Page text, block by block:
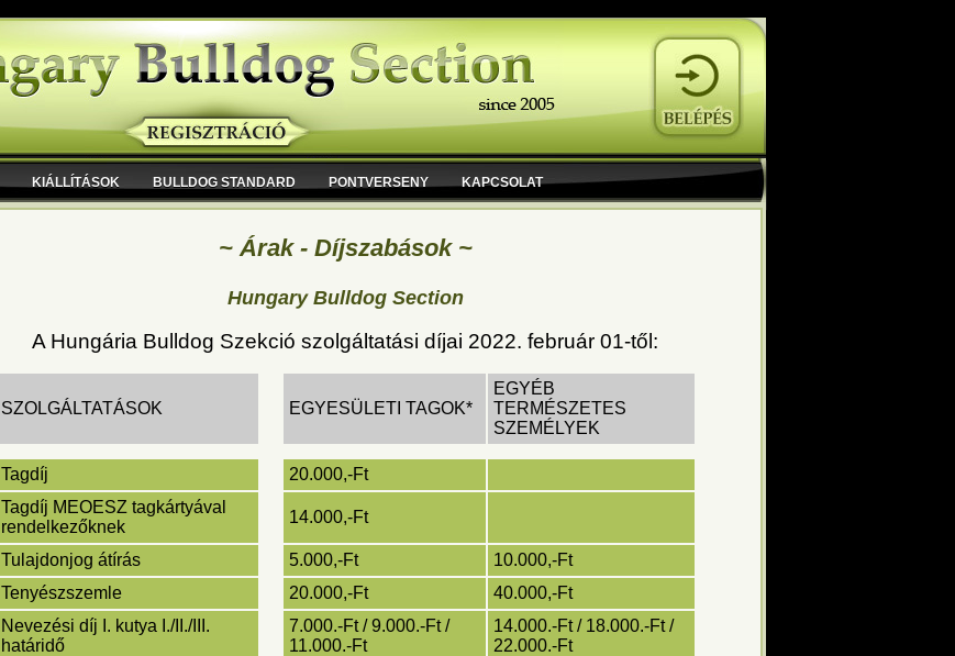
KIÁLLÍTÁSOK BULLDOG STANDARD PONTVERSENY KAPCSOLAT
~ Árak - Díjszabások ~
Hungary Bulldog Section
A Hungária Bulldog Szekció szolgáltatási díjai 2022. február 01-től:
SZOLGÁLTATÁSOK EGYESÜLETI TAGOK*
EGYÉB
TERMÉSZETES
SZEMÉLYEK
Tagdíj
20.000,-Ft
Tagdíj MEOESZ tagkártyával
rendelkezőknek
14.000,-Ft
Tulajdonjog átírás 5.000,-Ft
10.000,-Ft
Tenyészszemle
20.000,-Ft
40.000,-Ft
Nevezési díj I. kutya I./II./III.
határidő
7.000.-Ft / 9.000.-Ft /
11.000.-Ft
14.000.-Ft / 18.000.-Ft /
22.000.-Ft